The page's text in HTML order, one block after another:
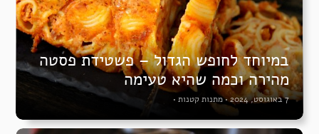
במיוחד לחופש הגדול – פשטידת פסטה
מהירה וכמה שהיא טעימה
7 באוגוסט, 2024 •מתנות קטנות •